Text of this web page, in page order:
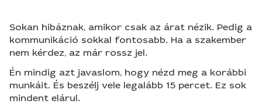
Sokan hibáznak, amikor csak az árat nézik. Pedig a
kommunikáció sokkal fontosabb. Ha a szakember
nem kérdez, az már rossz jel.
Én mindig azt javaslom, hogy nézd meg a korábbi
munkáit. És beszélj vele legalább 15 percet. Ez sok
mindent elárul.